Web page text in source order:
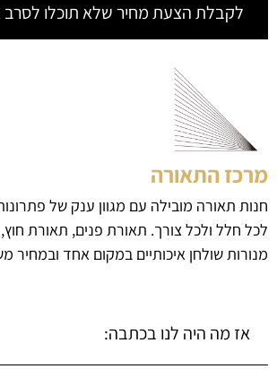
לקבלת הצעת מחיר שלא תוכלו לסרב
מרכז התאורה
חנות תאורה מובילה עם מגוון ענק של
לכל חלל ולכל צורך. תאורת פנים, תאורת
מנורות שולחן איכותיים במקום אחד ובמחיר
אז מה היה לנו בכתבה: